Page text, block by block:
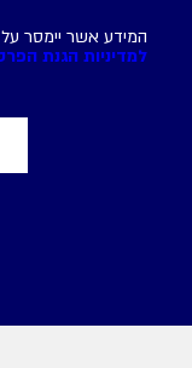
המידע אשר יימסר
למדיניות הגנת